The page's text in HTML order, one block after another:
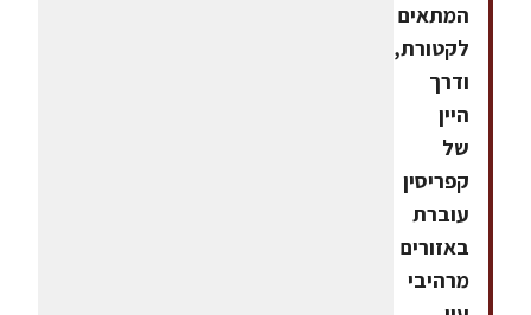
המתאים
לקטורת,
ודרך
היין
של
קפריסין
עוברת
באזורים
מרהיבי